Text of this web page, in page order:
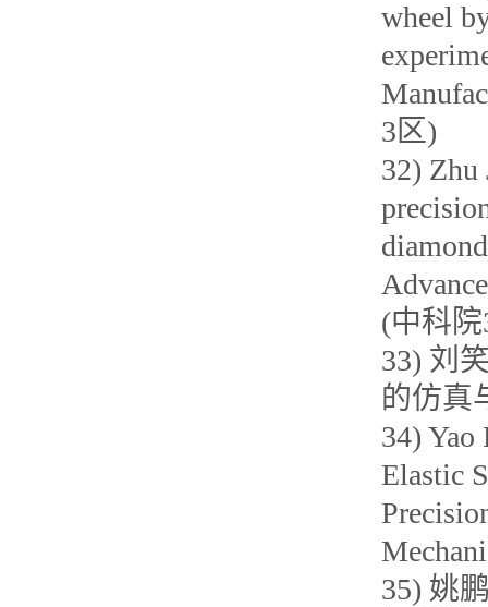
wheel
3区)
32) Zhu
(中科
33) 刘
的仿真
34) Yao
Elastic
35) 姚